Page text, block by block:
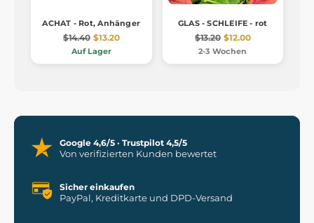
ACHAT - Rot, Anhänger
$14.40 $13.20
Auf Lager
GLAS - SCHLEIFE - rot
$13.20 $12.00
2-3 Wochen
Google 4,6/5 · Trustpilot 4,5/5
Von verifizierten Kunden bewertet
Sicher einkaufen
PayPal, Kreditkarte und DPD-Versand